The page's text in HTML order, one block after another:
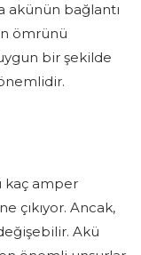
akünün bağlantı
ömrünü
bir şekilde
kaç amper
çıkıyor. Ancak,
Akü